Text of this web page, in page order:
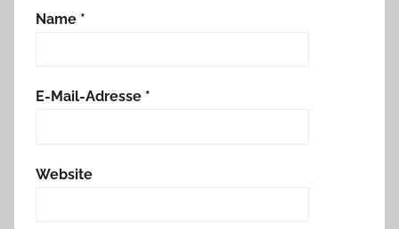
Name *
E-Mail-Adresse *
Website